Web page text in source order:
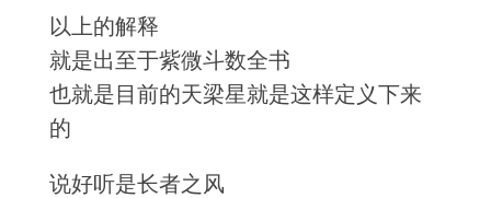
以上的解释
就是出至于紫微斗数全书
也就是目前的天梁星就是这样定义下来
的
说好听是长者之风